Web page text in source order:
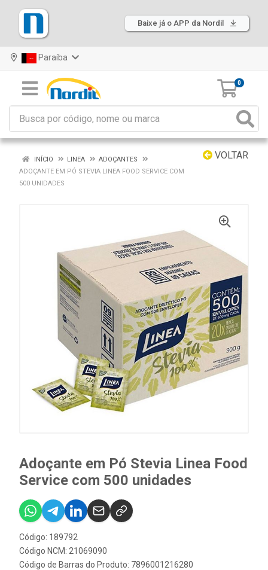
Baixe já o APP da Nordil
Paraíba
0
VOLTAR
INÍCIO LINEA
ADOÇANTES
ADOÇANTE EM PÓ STEVIA LINEA FOOD SERVICE COM
500 UNIDADES
Adoçante em Pó Stevia Linea Food
Service com 500 unidades
Código: 189792
Código NCM: 21069090
Código de Barras do Produto: 7896001216280